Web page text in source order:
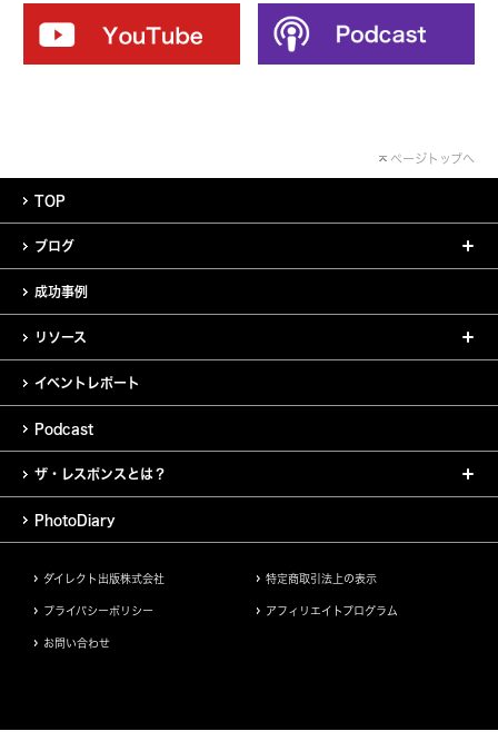
ページトップへ
TOP
ブログ
成功事例
リソース
イベントレポート
Podcast
ザ・レスポンスとは？
PhotoDiary
ダイレクト出版株式会社 特定商取引法上の表示
プライバシーポリシー アフィリエイトプログラム
お問い合わせ